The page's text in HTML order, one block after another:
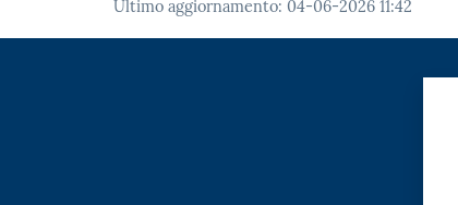
Ultimo aggiornamento: 04-06-2026 11:42